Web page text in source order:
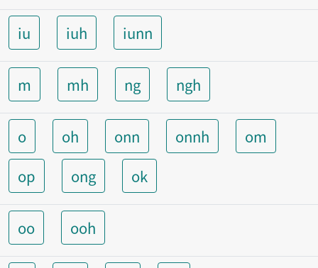
iu iuh iunn
m mh ng ngh
o oh onn onnh
om
op
ong ok
oo ooh